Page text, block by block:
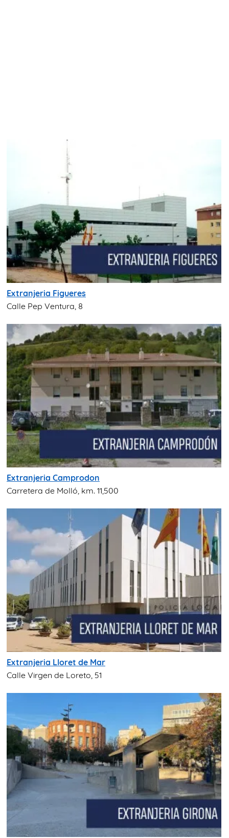
Extranjeria Figueres
Calle Pep Ventura, 8
Extranjeria Camprodon
Carretera de Molló, km. 11,500
Extranjeria Lloret de Mar
Calle Virgen de Loreto, 51